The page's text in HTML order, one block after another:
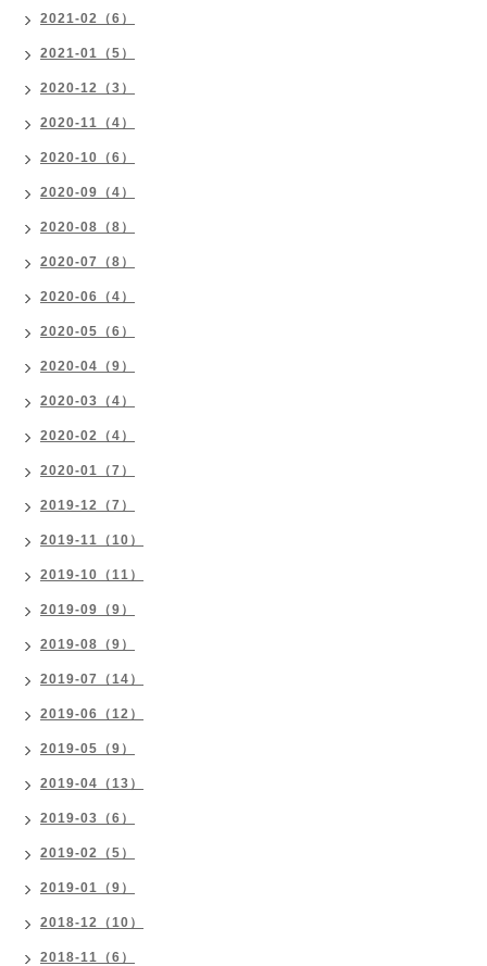
2021-02（6）
2021-01（5）
2020-12（3）
2020-11（4）
2020-10（6）
2020-09（4）
2020-08（8）
2020-07（8）
2020-06（4）
2020-05（6）
2020-04（9）
2020-03（4）
2020-02（4）
2020-01（7）
2019-12（7）
2019-11（10）
2019-10（11）
2019-09（9）
2019-08（9）
2019-07（14）
2019-06（12）
2019-05（9）
2019-04（13）
2019-03（6）
2019-02（5）
2019-01（9）
2018-12（10）
2018-11（6）